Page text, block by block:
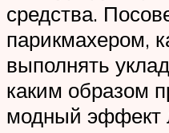
средства.
парикмахером,
выполнять
каким образом
модный эффект